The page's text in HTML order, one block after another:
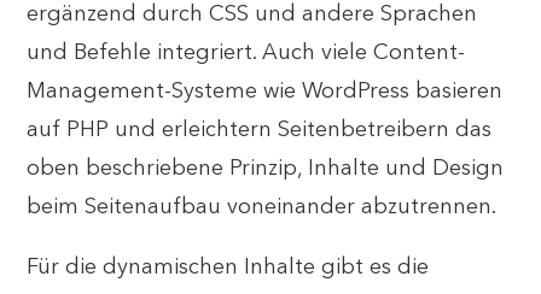
ergänzend durch CSS und andere Sprachen
und Befehle integriert. Auch viele Content-
Management-Systeme wie WordPress basieren
auf PHP und erleichtern Seitenbetreibern das
oben beschriebene Prinzip, Inhalte und Design
beim Seitenaufbau voneinander abzutrennen.
Für die dynamischen Inhalte gibt es die